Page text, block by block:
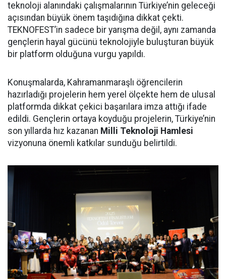
teknoloji alanındaki çalışmalarının Türkiye’nin geleceği
açısından büyük önem taşıdığına dikkat çekti.
TEKNOFEST’in sadece bir yarışma değil, aynı zamanda
gençlerin hayal gücünü teknolojiyle buluşturan büyük
bir platform olduğuna vurgu yapıldı.
Konuşmalarda, Kahramanmaraşlı öğrencilerin
hazırladığı projelerin hem yerel ölçekte hem de ulusal
platformda dikkat çekici başarılara imza attığı ifade
edildi. Gençlerin ortaya koyduğu projelerin, Türkiye’nin
son yıllarda hız kazanan Milli Teknoloji Hamlesi
vizyonuna önemli katkılar sunduğu belirtildi.